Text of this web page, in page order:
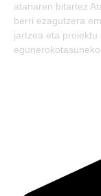
atariaren bitartez
berri ezagutzera
jartzea eta